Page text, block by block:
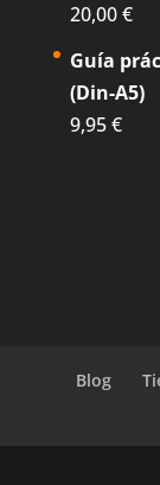
20,00€
Guía
(Din-A5)
9,95€
Blog